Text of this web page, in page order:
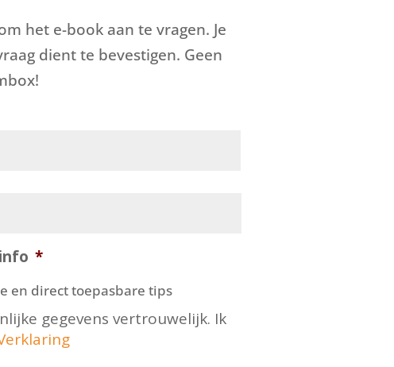
het e-book aan te vragen. Je
dient te bevestigen. Geen
*
en direct toepasbare tips
gegevens vertrouwelijk. Ik